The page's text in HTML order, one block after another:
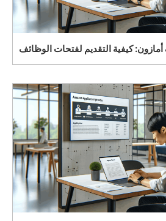
كيفية التقديم لفتحات الوظائف